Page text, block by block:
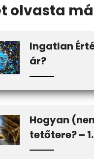
olvasta
Ingatlan
ár?
Hogyan
tetőtere? –